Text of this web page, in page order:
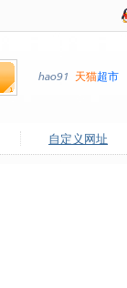
hao91 天猫超市
自定义网址